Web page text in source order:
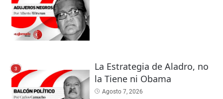
3
La Estrategia de Aladro, no
la Tiene ni Obama
Agosto 7, 2026